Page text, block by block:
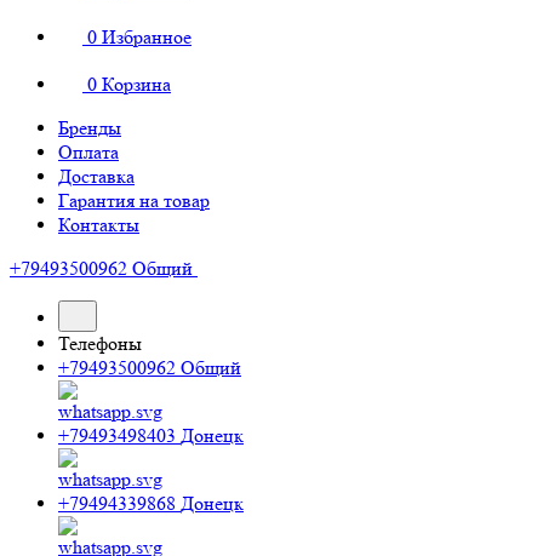
0 Избранное
0 Корзина
Бренды
Оплата
Доставка
Гарантия на товар
Контакты
+79493500962 Общий
Телефоны
+79493500962 Общий
+79493498403 Донецк
+79494339868 Донецк